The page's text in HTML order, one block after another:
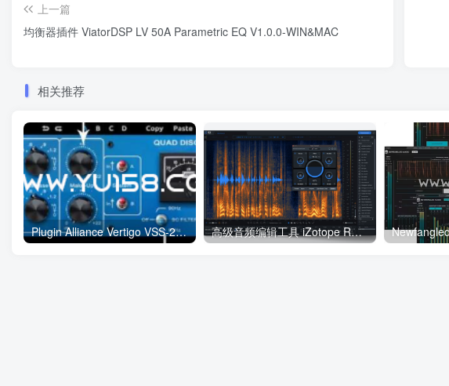
上一篇
均衡器插件 ViatorDSP LV 50A Parametric EQ V1.0.0-WIN&MAC
相关推荐
Plugin Alliance Vertigo VSS-2 v1.0.0-BUBBiX WiN 高级音频编辑工具 iZotope RX 10 Audio Editor Advanced v10.2.0 WIN/MAC（2022.11.13新增win修复版）